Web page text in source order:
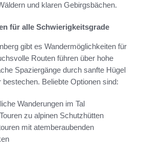
und klaren Gebirgsbächen.
für alle Schwierigkeitsgrade
gibt es Wandermöglichkeiten für
Routen führen über hohe
Spaziergänge durch sanfte Hügel
bestechen. Beliebte Optionen sind:
Wanderungen im Tal
zu alpinen Schutzhütten
mit atemberaubenden